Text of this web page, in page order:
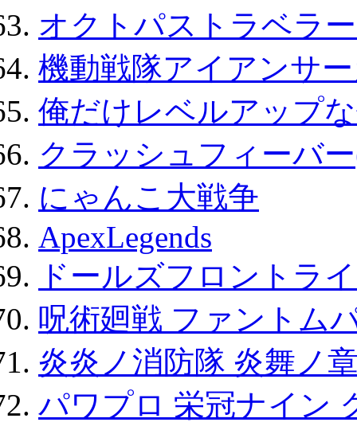
オクトパストラベラ
機動戦隊アイアンサ
俺だけレベルアップ
クラッシュフィーバ
にゃんこ大戦争
ApexLegends
ドールズフロントラ
呪術廻戦 ファントム
炎炎ノ消防隊 炎舞ノ
パワプロ 栄冠ナイン